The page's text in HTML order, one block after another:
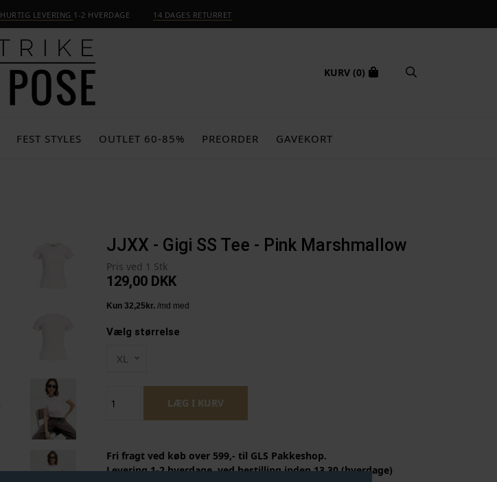
HURTIG LEVERING 1-2 HVERDAGE 14 DAGES RETURRET
KURV (0)
FEST STYLES OUTLET 60-85% PREORDER GAVEKORT
JJXX - Gigi SS Tee - Pink Marshmallow
Pris ved 1 Stk
129,00 DKK
Vælg størrelse
XL
Fri fragt ved køb over 599,- til GLS Pakkeshop.
Levering 1-2 hverdage, ved bestilling inden 13.30 (hverdage)